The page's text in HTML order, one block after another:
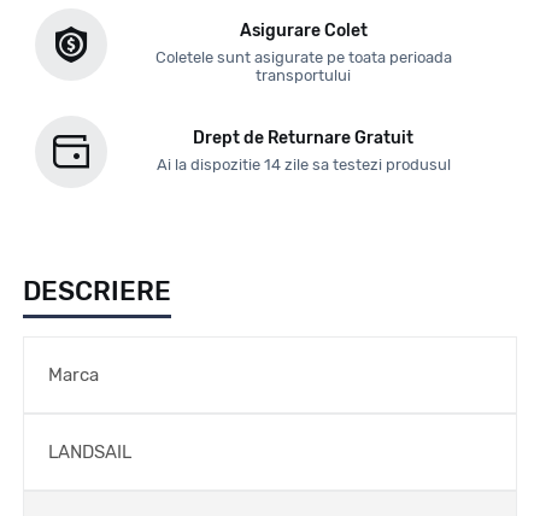
Asigurare Colet
Coletele sunt asigurate pe toata perioada
transportului
Drept de Returnare Gratuit
Ai la dispozitie 14 zile sa testezi produsul
DESCRIERE
Marca
LANDSAIL